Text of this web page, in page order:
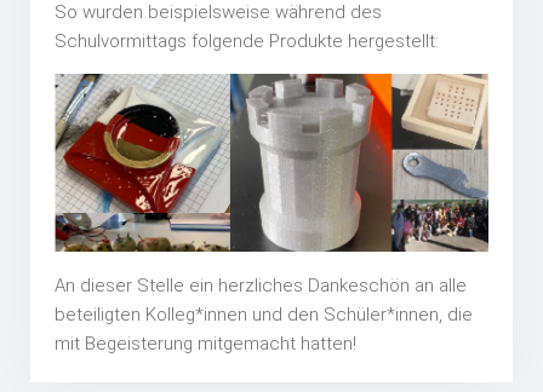
So wurden beispielsweise während des
Schulvormittags folgende Produkte hergestellt:
An dieser Stelle ein herzliches Dankeschön an alle
beteiligten Kolleg*innen und den Schüler*innen, die
mit Begeisterung mitgemacht hatten!